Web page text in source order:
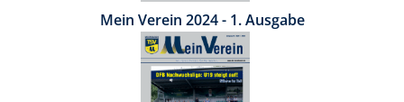
Mein Verein 2024 - 1. Ausgabe